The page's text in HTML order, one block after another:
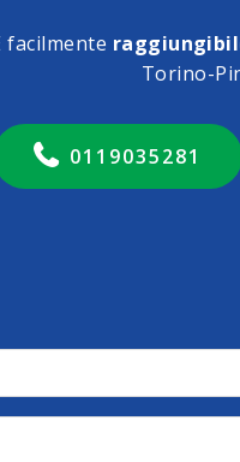
facilmente
Torino-
0119035281